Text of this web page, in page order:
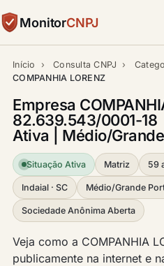
MonitorCNPJ
Início › Consulta CNPJ ›
COMPANHIA LORENZ
Empresa
82.639.543/0001-18
Ativa | Médio/
Situação Ativa Matriz 59
Indaial · SC Médio/Grande
Sociedade Anônima Aberta
Veja como a COMPANHIA
publicamente na internet e